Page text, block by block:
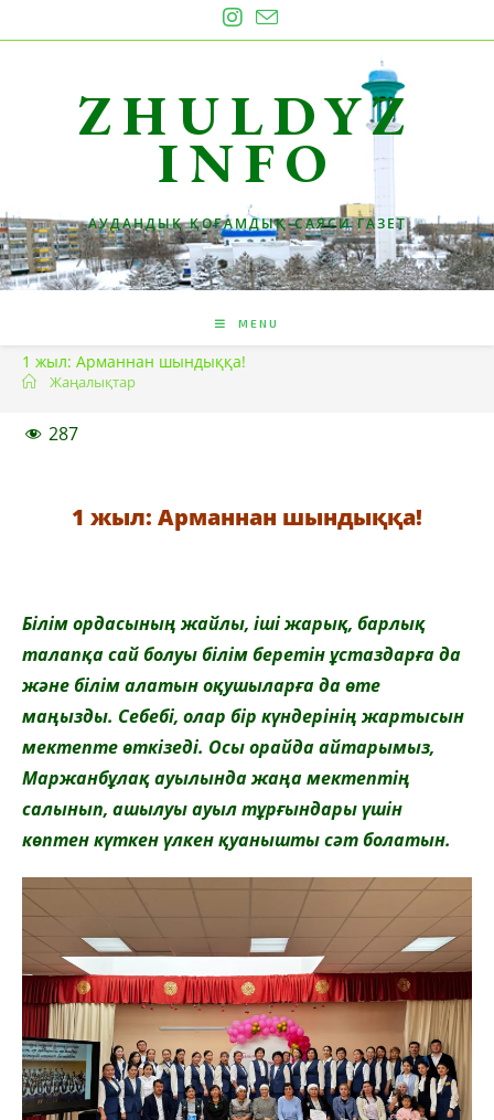
to
ZHULDYZ
INFO
АУДАНДЫҚ ҚОҒАМДЫҚ-САЯСИ ГАЗЕТ
MENU
1 жыл: Арманнан шындыққа!
Жаңалықтар
287
1 жыл: Арманнан шындыққа!
Білім ордасының жайлы, іші жарық, барлық
талапқа сай болуы білім беретін ұстаздарға да
және білім алатын оқушыларға да өте
маңызды. Себебі, олар бір күндерінің жартысын
мектепте өткізеді. Осы орайда айтарымыз,
Маржанбұлақ ауылында жаңа мектептің
салынып, ашылуы ауыл тұрғындары үшін
көптен күткен үлкен қуанышты сәт болатын.